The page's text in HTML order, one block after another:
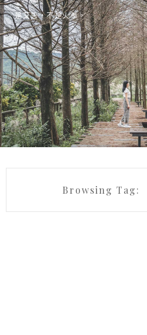
是艾思，不是火拳。
Browsing Tag: